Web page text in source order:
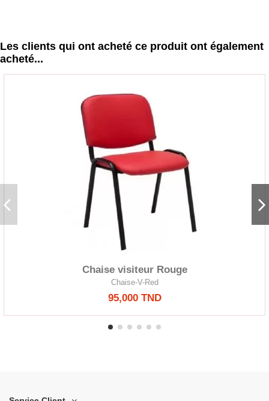
Les clients qui ont acheté ce produit ont également
acheté...
Chaise visiteur Rouge
Chaise-V-Red
95,000 TND